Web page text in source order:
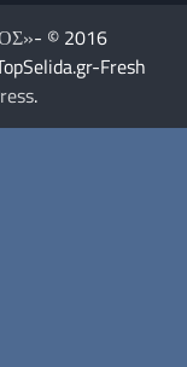
- © 2016
Fresh
.